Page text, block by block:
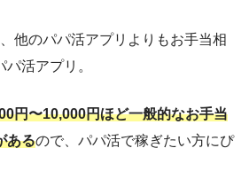
他のパパ活アプリよりもお手当相
活アプリ。
円〜10,000円ほど一般的なお手当
あるので、パパ活で稼ぎたい方にぴ